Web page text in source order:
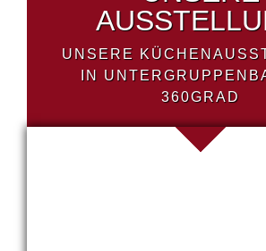
UNSERE
IN
360GRAD